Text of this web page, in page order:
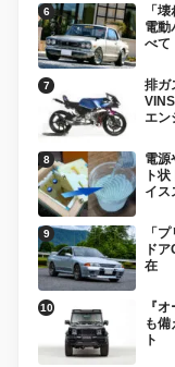
「
電動
べて
排ガ
エン
電源
ト
イス
「
ド
在
『
も
ト